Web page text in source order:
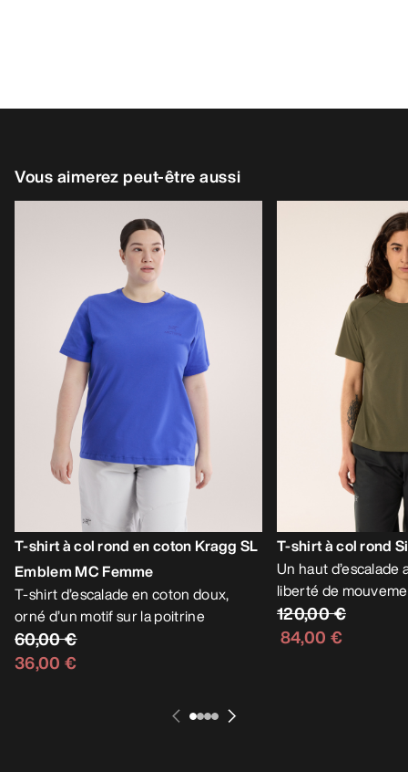
Vous aimerez peut-être aussi
T-shirt à col rond en coton Kragg SL
Emblem MC Femme
T-shirt d’escalade en coton doux,
orné d’un motif sur la poitrine
60,00 €
36,00 €
T-shirt à col rond
Un haut
liberté de
120,00 €
84,00 €